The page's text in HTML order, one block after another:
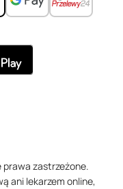
zastrzeżone.
ani lekarzem online,